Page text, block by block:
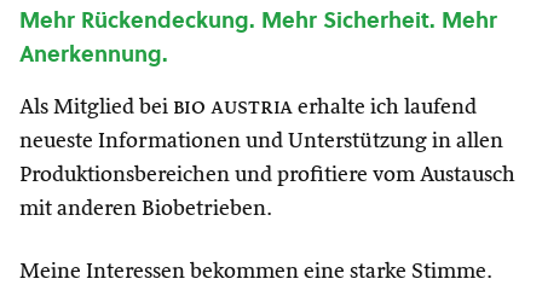
Mehr Rückendeckung. Mehr Sicherheit. Mehr
Anerkennung.
Als Mitglied bei bio austria erhalte ich laufend
neueste Informationen und Unterstützung in allen
Produktionsbereichen und profitiere vom Austausch
mit anderen Biobetrieben.
Meine Interessen bekommen eine starke Stimme.